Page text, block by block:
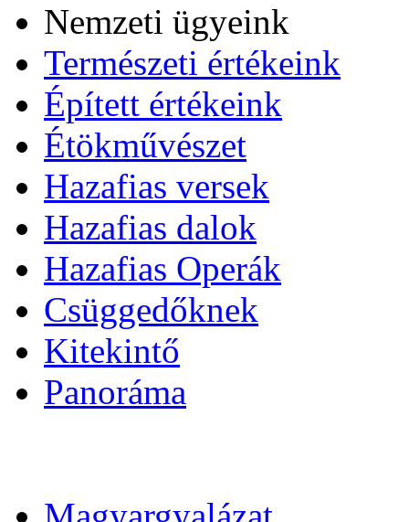
Nemzeti ügyeink
Természeti értékeink
Épített értékeink
Étökművészet
Hazafias versek
Hazafias dalok
Hazafias Operák
Csüggedőknek
Kitekintő
Panoráma